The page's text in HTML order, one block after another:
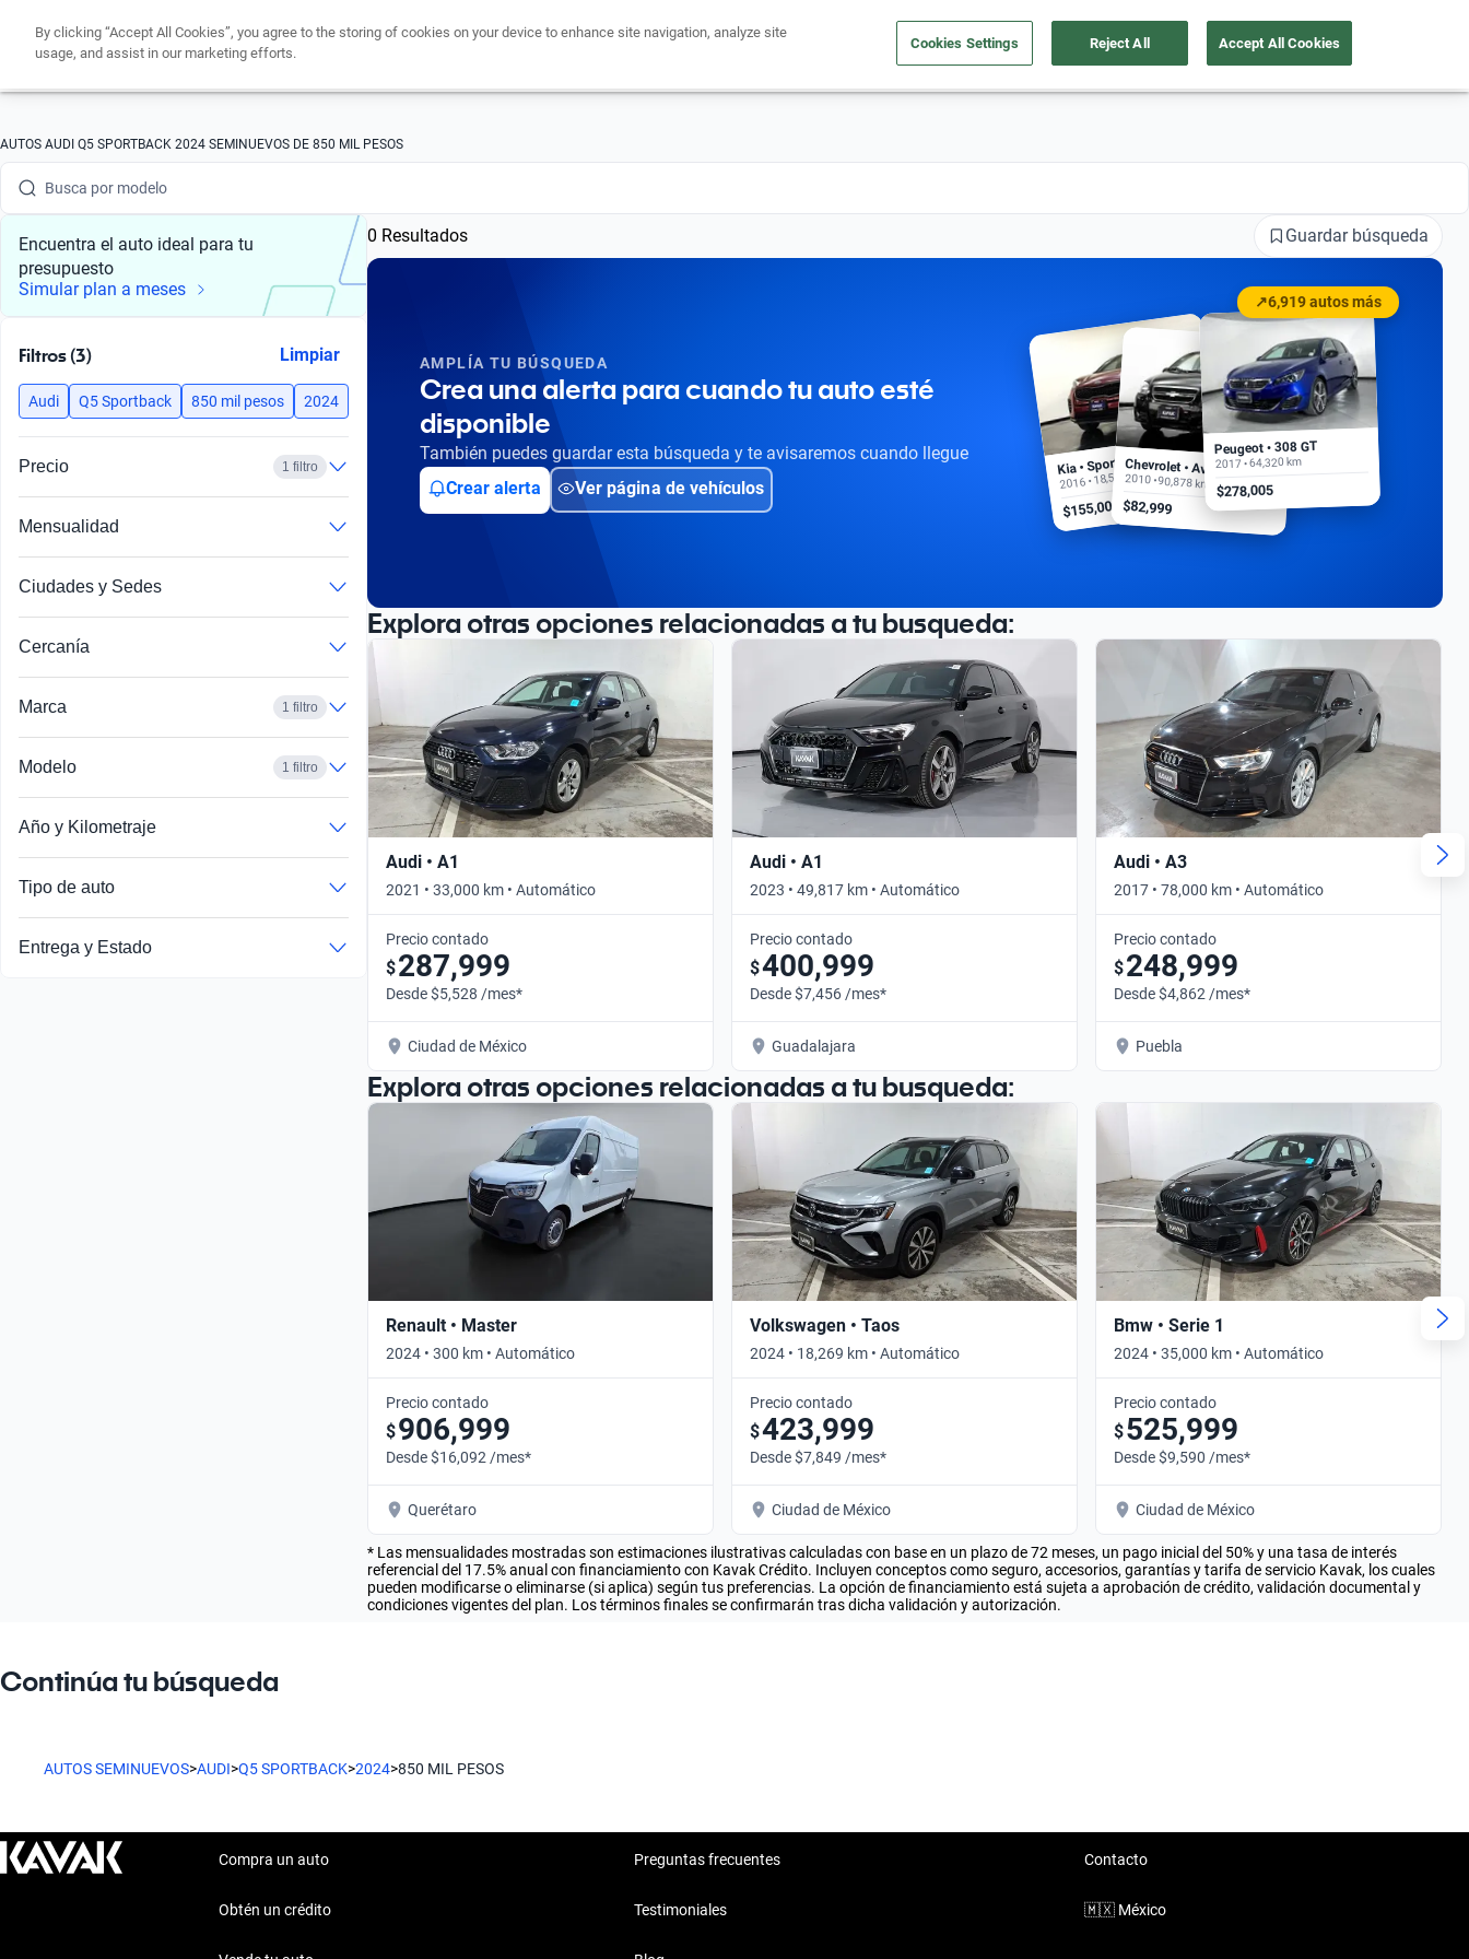
Compra un auto Vende tu auto Cuida tu auto Nosotros Ubicación
AUTOS AUDI Q5 SPORTBACK 2024 SEMINUEVOS DE 850 MIL PESOS
Busca por modelo
Busca por versión
Busca por año
Busca por modelo
Busca por versión
Busca por año
Encuentra el auto ideal para tu
presupuesto
Simular plan a meses
Filtros (3) Limpiar
Audi Q5 Sportback 850 mil pesos 2024
Precio 1 filtro
Mensualidad
Ciudades y Sedes
Cercanía
Marca 1 filtro
Modelo 1 filtro
Año y Kilometraje
Tipo de auto
Entrega y Estado
0 Resultados Guardar búsqueda
AMPLÍA TU BÚSQUEDA
Crea una alerta para cuando tu auto esté
disponible
También puedes guardar esta búsqueda y te avisaremos cuando llegue
Crear alerta
Ver página de vehículos
↗6,919 autos más
Kia • Sportage EX
2016 • 18,500 km
$155,000
Chevrolet • Aveo
2010 • 90,878 km
$82,999
Peugeot • 308 GT
2017 • 64,320 km
$278,005
Explora otras opciones relacionadas a tu busqueda:
Audi • A1
2021 • 33,000 km • Automático
Precio contado
$287,999
Desde $5,528 /mes*
Ciudad de México
Audi • A1
2023 • 49,817 km • Automático
Precio contado
$400,999
Desde $7,456 /mes*
Guadalajara
Audi • A3
2017 • 78,000 km • Automático
Precio contado
$248,999
Desde $4,862 /mes*
Puebla
Explora otras opciones relacionadas a tu busqueda:
Renault • Master
2024 • 300 km • Automático
Precio contado
$906,999
Desde $16,092 /mes*
Querétaro
Volkswagen • Taos
2024 • 18,269 km • Automático
Precio contado
$423,999
Desde $7,849 /mes*
Ciudad de México
Bmw • Serie 1
2024 • 35,000 km • Automático
Precio contado
$525,999
Desde $9,590 /mes*
Ciudad de México
* Las mensualidades mostradas son estimaciones ilustrativas calculadas con base en un plazo de 72 meses, un pago inicial del 50% y una tasa de interés
referencial del 17.5% anual con financiamiento con Kavak Crédito. Incluyen conceptos como seguro, accesorios, garantías y tarifa de servicio Kavak, los cuales
pueden modificarse o eliminarse (si aplica) según tus preferencias. La opción de financiamiento está sujeta a aprobación de crédito, validación documental y
condiciones vigentes del plan. Los términos finales se confirmarán tras dicha validación y autorización.
Continúa tu búsqueda
AUTOS SEMINUEVOS>AUDI>Q5 SPORTBACK>2024>850 MIL PESOS
Compra un auto
Obtén un crédito
Preguntas frecuentes
Testimoniales
Contacto
🇲🇽 México
By clicking “Accept All Cookies”, you agree to the storing of cookies on your device to enhance site navigation, analyze site
usage, and assist in our marketing efforts.
Cookies Settings Reject All Accept All Cookies